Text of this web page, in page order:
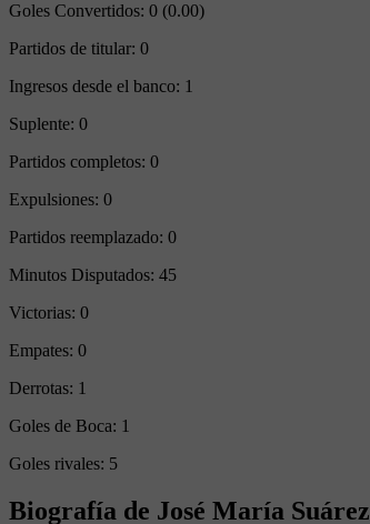
Goles Convertidos: 0 (0.00)
Partidos de titular: 0
Ingresos desde el banco: 1
Suplente: 0
Partidos completos: 0
Expulsiones: 0
Partidos reemplazado: 0
Minutos Disputados: 45
Victorias: 0
Empates: 0
Derrotas: 1
Goles de Boca: 1
Goles rivales: 5
Biografía de José María Suárez